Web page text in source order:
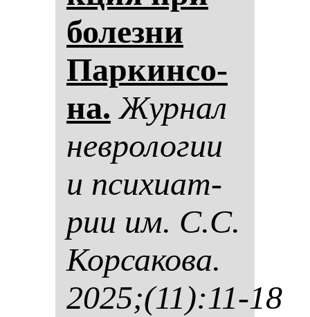
бо­лез­ни
Пар­кин­со­
на. Жур­нал
нев­ро­ло­гии
и пси­хи­ат­
рии им. С.С.
Кор­са­ко­ва.
2025;(11):11-18